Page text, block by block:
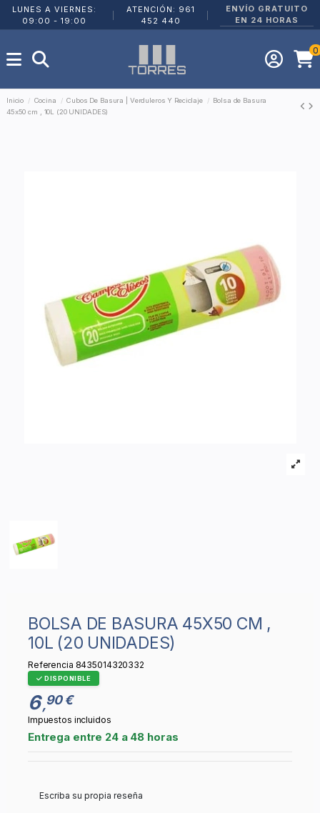
LUNES A VIERNES:
09:00 - 19:00
ATENCIÓN: 961
452 440
ENVÍO GRATUITO
EN 24 HORAS
0
Inicio Cocina Cubos De Basura | Verduleros Y Reciclaje
Bolsa de Basura
45x50 cm , 10L (20 UNIDADES)
BOLSA DE BASURA 45X50 CM ,
10L (20 UNIDADES)
Referencia 8435014320332
DISPONIBLE
6,90 €
Impuestos incluidos
Entrega entre 24 a 48 horas
Escriba su propia reseña